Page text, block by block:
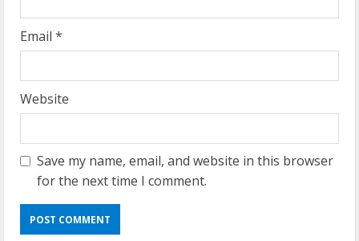
Email *
Website
Save my name, email, and website in this browser
for the next time I comment.